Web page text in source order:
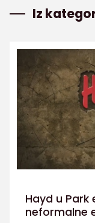
Iz
Hayd u Park
neformalne